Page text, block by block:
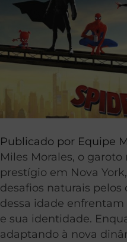
Publicado por Equipe
Miles Morales, o
prestígio em Nova
desafios naturais pelos
dessa idade
e sua identidade.
adaptando à nova